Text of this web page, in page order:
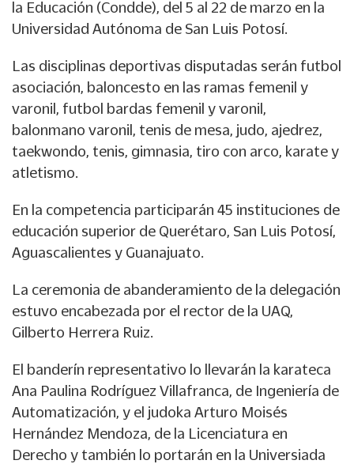
la Educación (Condde), del 5 al 22 de marzo en la
Universidad Autónoma de San Luis Potosí.
Las disciplinas deportivas disputadas serán futbol
asociación, baloncesto en las ramas femenil y
varonil, futbol bardas femenil y varonil,
balonmano varonil, tenis de mesa, judo, ajedrez,
taekwondo, tenis, gimnasia, tiro con arco, karate y
atletismo.
En la competencia participarán 45 instituciones de
educación superior de Querétaro, San Luis Potosí,
Aguascalientes y Guanajuato.
La ceremonia de abanderamiento de la delegación
estuvo encabezada por el rector de la UAQ,
Gilberto Herrera Ruiz.
El banderín representativo lo llevarán la karateca
Ana Paulina Rodríguez Villafranca, de Ingeniería de
Automatización, y el judoka Arturo Moisés
Hernández Mendoza, de la Licenciatura en
Derecho y también lo portarán en la Universiada